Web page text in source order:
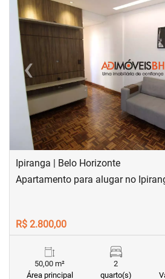
‹Previous
Ipiranga | Belo Horizonte
Apartamento para alugar no
R$ 2.800,00
50,00 m²
Área principal
2
quarto(s)